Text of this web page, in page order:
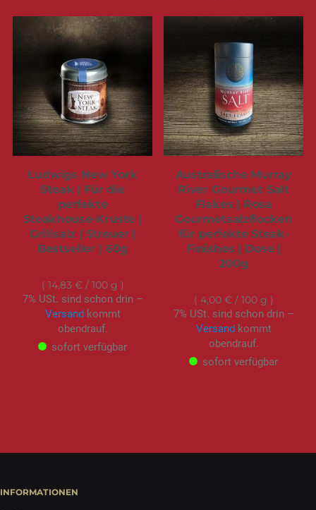
Ludwigs New York
Steak | Für die
perfekte
Steakhouse-Kruste |
Grillsalz | Streuer |
Bestseller | 60g
14,83 €/ 100 g
7% USt. sind schon drin –
Versand kommt
obendrauf.
sofort verfügbar
Australische Murray
River Gourmet Salt
Flakes | Rosa
Gourmetsalzflocken
für perfekte Steak-
Finishes | Dose |
200g
4,00 €/ 100 g
7% USt. sind schon drin –
Versand kommt
obendrauf.
sofort verfügbar
INFORMATIONEN